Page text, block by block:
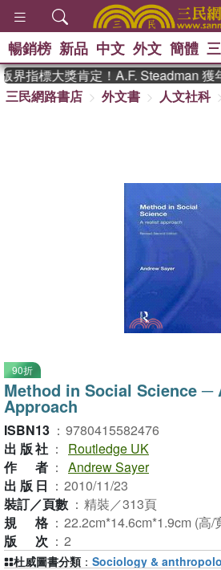
熱搜： 東野
群喵 、 臺灣
暢銷榜 新品 中文 外文 簡體
指標大獎肯定！A.F. Steadman 獲
三民網路書店
外文書 人文社科
90折
Method in Social Science ─
Approach
ISBN13 ： 9780415582476
出版社 ：
Routledge UK
作者 ： Andrew Sayer
出版日 ： 2010/11/23
裝訂／頁數 ： 精裝／313頁
規格 ： 22.2cm*14.6cm*1.9cm (高/
版次 ： 2
杜威圖書分類 ： Sociology &